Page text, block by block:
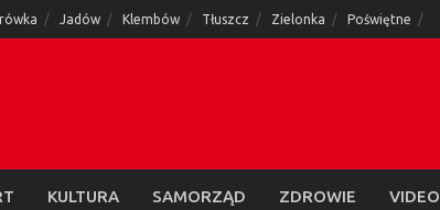
Jadów Klembów Tłuszcz Zielonka Poświętne
KULTURA SAMORZĄD ZDROWIE VIDEO